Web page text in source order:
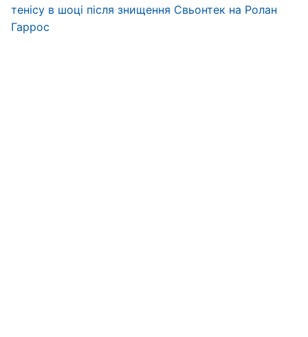
тенісу в шоці після знищення Свьонтек на Ролан
Гаррос